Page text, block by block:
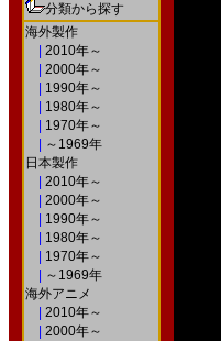
分類から探す
海外製作
2010年～
2000年～
1990年～
1980年～
1970年～
～1969年
日本製作
2010年～
2000年～
1990年～
1980年～
1970年～
～1969年
海外アニメ
2010年～
2000年～